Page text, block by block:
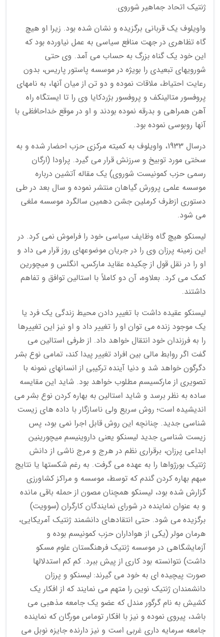
ژنتیک اتحاد جماهیر شوروی.
واویلوف یک قربانی برگزیده و نشان شده بود. زیرا او هیچ
گاه تظاهری در جهت منافع سیاسی به عمل نیاورده بود که
این خود یک گناه بزرگ به حساب می آمد. وی حتی
شورویهای تبعیدی را بویژه در موسسه پاستور پاریس، بدون
رعایت احتیاط، ملاقات نموده و دو تن از میان آنها، به نامهای
پروفسور متالینکف و پروفسور بژردکایا وی را تا ایستگاه راه
آهن همراهی و بدرقه نموده بودند و او در موقع خداحافظی با
آنها روبوسی نموده بود.
درسال 1933، واویلوف به کمیته مرکزی حزب احضار شده و به
سختی مورد توبیخ و سرزنش قرار می گیرد. پراودا (ارگان
رسمی حزب کمونیست شوروی) یک مقاله آتشین درباره
موسسه علمی پرورش گیاهان منتشر نموده و سال بعد در طی
دستوری ازطرف کرملین جشن دهمین سالگرد موسسه ملغی
می شود.
لیسنکو هیچ گاه وظایف سیاسی خود را فراموش نمی کرد. در
این زمینه پرزان وی را در جریان موضوعهای روز قرار می داد و
او را در نقل قول از چکیده عقاید مارکس، انگلس و میچورین
کمک می کرد. بعلاوه، آن دو کاملاً با استالین توافق و تفاهم
داشتند.
لیسنکو عقیده داشت با تغییر دادن محیط زندگی یک فرد یا
یک موجود زنده می توان او را تغییر داد و او نیز این تغییرها
را به فرزندان خود انتقال خواهد داد. از طرفی استالین می
گفت اگر روابط مالی بین افراد تغییر پیدا کند، تمامی نوع بشر
دگرگون خواهد شد و دنیا آینده ترکیبی از انسانهای نمونه با
تصویری از مارکسیسم مطلوب خواهد بود. شاید این مقایسه
ساده به نظر برسد و شاید استالین به بهاره کردن نوع بشر می
اندیشیده است؛ روش سریع ولی ناسازگار با داده های زیست
شناسی جدید. چنانچه این روش قابل اجرا نمی بود، پس
زیست شناسی جدید لیسنکو یعنی داروینیسم میچورینین
ابداعی پرزان، برقراری نظم در هرج و مرج ناشی از دانش
ژنتیک بورژواها را به عهده می گرفت. به رغم شکستها یا نتایج
مبهم بهاره کردن گندم که توسط، موسسه و مراکز کشاورزی
گزارش شده بود، لیسنکو همچنان مصون از حمله باقی مانده
و به عنوان نماینده در شورای نمایندگان کارگران (سوویت)
برگزیده می شود. حتی انتقادهای دانشمند ژنتیک آمریکایی،
هرمان مولر (یکی از هواداران حزب کمونیسم بوده و
آزمایشگاهی در موسسه ژنتیک فرهنگستان علوم مسکو
داشت) نتوانسته بود کاری از پیش ببرد. کم کم استدلالها
صورت پیچیده ای به خود می گیرند: لیسنکو و پرزان
دانشمندان ژنتیک نوین را متهم می نمایند که از افکار یک
کشیش به نام گرگور مندل که عضو یک جامعه مذهبی می
باشد، پیروی نموده و نیز با افکار توماس مورگان که نماینده
جامعه سرمایه داری غربی است و نیز دارنده جایزه نوبل می